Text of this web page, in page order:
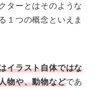
ターとはそのような
１つの概念といえま
イラスト自体ではな
物や、動物などであ